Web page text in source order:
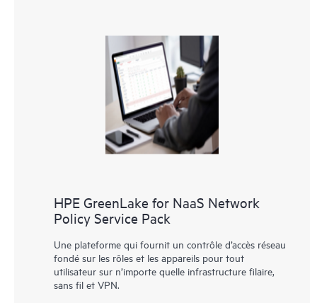
HPE GreenLake for NaaS Network
Policy Service Pack
Une plateforme qui fournit un contrôle d’accès réseau
fondé sur les rôles et les appareils pour tout
utilisateur sur n’importe quelle infrastructure filaire,
sans fil et VPN.